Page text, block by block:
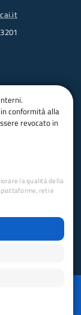
conformità alla
revocato in
la qualità della
reti e